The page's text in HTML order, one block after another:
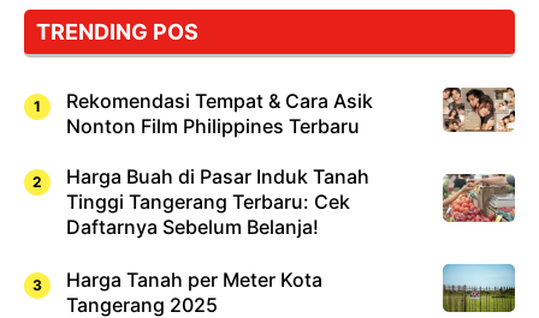
Cuma
Sushi!
TRENDING POS
Rekomendasi Tempat & Cara Asik
Nonton Film Philippines Terbaru
Harga Buah di Pasar Induk Tanah
Tinggi Tangerang Terbaru: Cek
Daftarnya Sebelum Belanja!
Harga Tanah per Meter Kota
Tangerang 2025